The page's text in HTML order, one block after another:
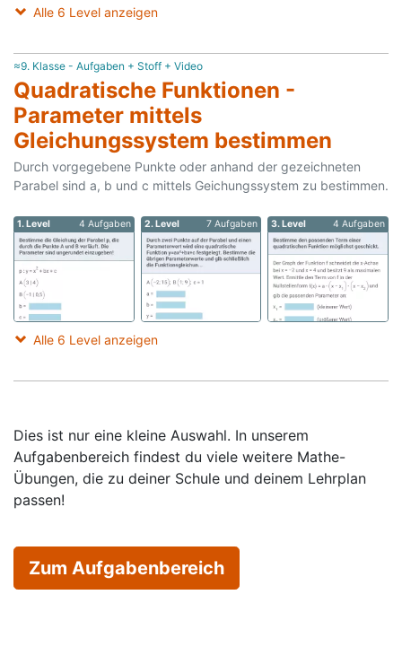
Alle 6 Level anzeigen
≈9. Klasse - Aufgaben + Stoff + Video
Quadratische Funktionen -
Parameter mittels
Gleichungssystem bestimmen
Durch vorgegebene Punkte oder anhand der gezeichneten
Parabel sind a, b und c mittels Geichungssystem zu bestimmen.
1. Level 4 Aufgaben 2. Level 7 Aufgaben 3. Level 4 Aufgaben
Alle 6 Level anzeigen
Dies ist nur eine kleine Auswahl. In unserem
Aufgabenbereich findest du viele weitere Mathe-
Übungen, die zu deiner Schule und deinem Lehrplan
passen!
Zum Aufgabenbereich